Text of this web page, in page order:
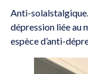
Anti-
dépression liée au
espèce d’anti-